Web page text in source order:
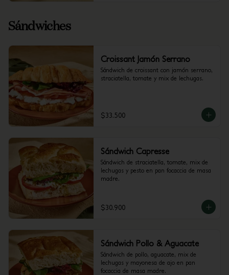
Sándwiches
Croissant Jamón Serrano
Sándwich de croissant con jamón serrano,
straciatella, tomate y mix de lechugas.
$33.500
Sándwich Capresse
Sándwich de straciatella, tomate, mix de
lechugas y pesto en pan focaccia de masa
madre.
$30.900
Sándwich Pollo & Aguacate
Sándwich de pollo, aguacate, mix de
lechugas y mayonesa de ajo en pan
focaccia de masa madre.